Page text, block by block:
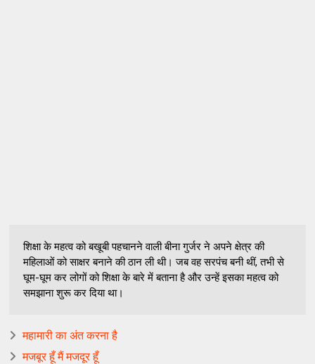
शिक्षा के महत्व को बखूबी पहचानने वाली बीना गुर्जर ने अपने क्षेत्र की
महिलाओं को साक्षर बनाने की ठान ली थी। जब वह सरपंच बनी थीं, तभी से
घूम-घूम कर लोगों को शिक्षा के बारे में बताना है और उन्हें इसका महत्व को
समझाना शुरू कर दिया था।
महामारी का अंत करना है
मजबूर हूँ मैं मजदूर हूँ